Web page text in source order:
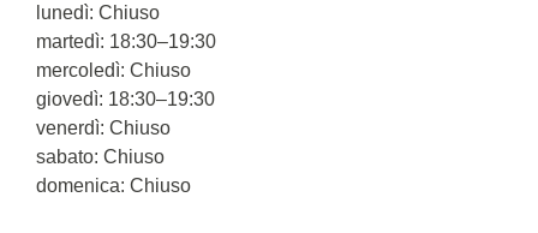
lunedì: Chiuso
martedì: 18:30–19:30
mercoledì: Chiuso
giovedì: 18:30–19:30
venerdì: Chiuso
sabato: Chiuso
domenica: Chiuso